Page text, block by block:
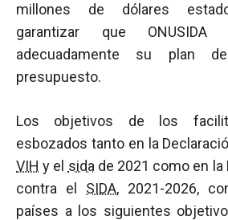
millones de dólares
garantizar que ONUSIDA
adecuadamente su plan
presupuesto.
Los objetivos de los
esbozados tanto en la
VIH y el sida de 2021 como en la
contra el SIDA, 2021-2026,
países a los siguientes